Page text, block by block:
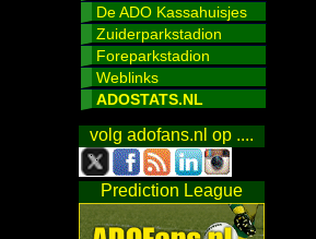
De ADO Kassahuisjes
Zuiderparkstadion
Foreparkstadion
Weblinks
ADOSTATS.NL
volg adofans.nl op ....
Prediction League